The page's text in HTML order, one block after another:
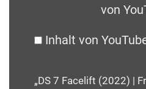
von
Inhalt von
„DS 7 Facelift (2022) |